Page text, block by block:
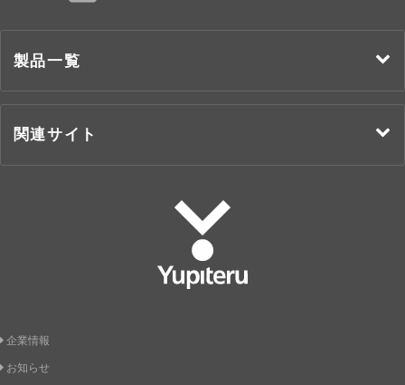
製品一覧
関連サイト
企業情報
お知らせ